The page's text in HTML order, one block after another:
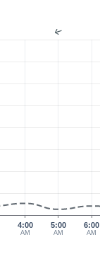
4:00
AM
5:00
AM
6:00
AM